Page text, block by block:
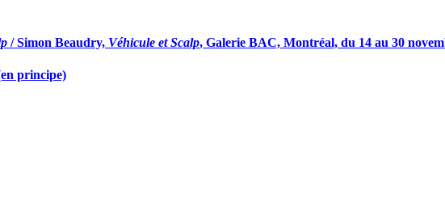
/ Simon Beaudry, Véhicule et Scalp, Galerie BAC, Montréal, du 14 au 30
principe)